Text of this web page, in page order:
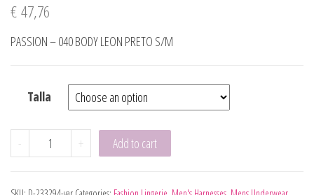
€47,76
PASSION – 040 BODY LEON PRETO S/M
Talla
- PASSION 040 BODY LEON BLACK S/M quantity
+ Add to cart